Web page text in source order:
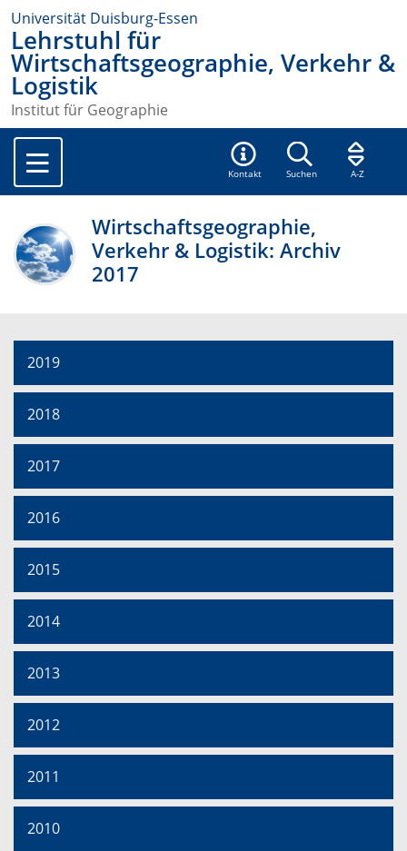
Universität Duisburg-Essen
Lehrstuhl für
Wirtschaftsgeographie, Verkehr &
Logistik
Institut für Geographie
Kontakt Suchen A-Z
Wirtschaftsgeographie,
Verkehr & Logistik: Archiv
2017
2019
2018
2017
2016
2015
2014
2013
2012
2011
2010